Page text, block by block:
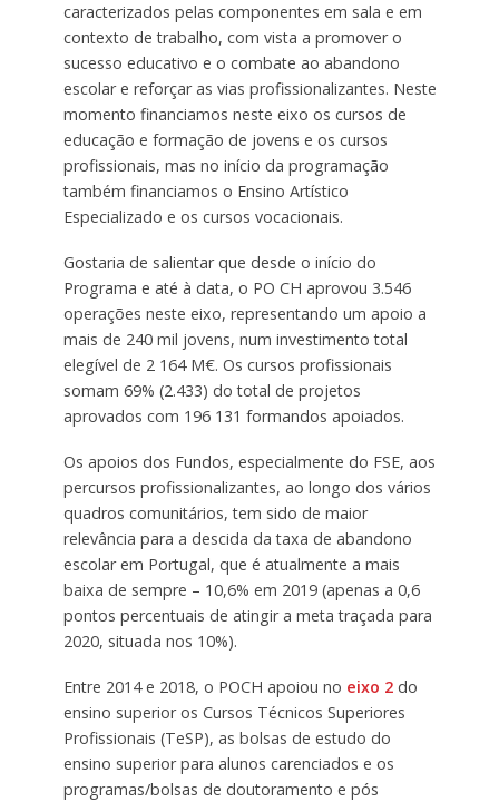
caracterizados pelas componentes em sala e em
contexto de trabalho, com vista a promover o
sucesso educativo e o combate ao abandono
escolar e reforçar as vias profissionalizantes. Neste
momento financiamos neste eixo os cursos de
educação e formação de jovens e os cursos
profissionais, mas no início da programação
também financiamos o Ensino Artístico
Especializado e os cursos vocacionais.
Gostaria de salientar que desde o início do
Programa e até à data, o PO CH aprovou 3.546
operações neste eixo, representando um apoio a
mais de 240 mil jovens, num investimento total
elegível de 2 164 M€. Os cursos profissionais
somam 69% (2.433) do total de projetos
aprovados com 196 131 formandos apoiados.
Os apoios dos Fundos, especialmente do FSE, aos
percursos profissionalizantes, ao longo dos vários
quadros comunitários, tem sido de maior
relevância para a descida da taxa de abandono
escolar em Portugal, que é atualmente a mais
baixa de sempre – 10,6% em 2019 (apenas a 0,6
pontos percentuais de atingir a meta traçada para
2020, situada nos 10%).
Entre 2014 e 2018, o POCH apoiou no eixo 2do
ensino superior os Cursos Técnicos Superiores
Profissionais (TeSP), as bolsas de estudo do
ensino superior para alunos carenciados e os
programas/bolsas de doutoramento e pós